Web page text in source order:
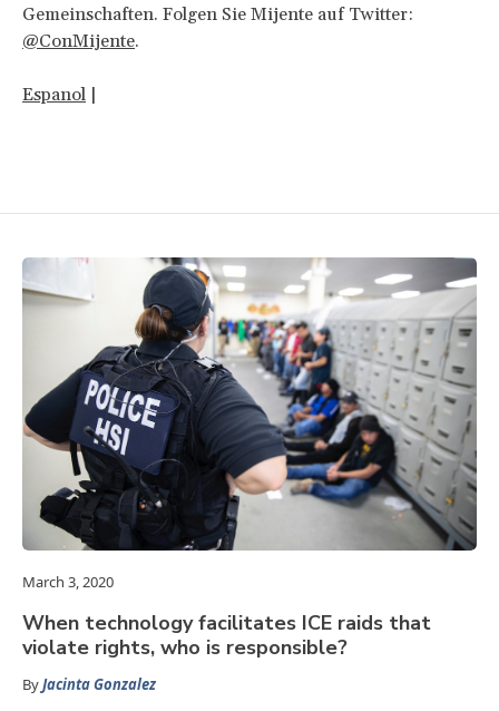
Gemeinschaften. Folgen Sie Mijente auf Twitter:
@ConMijente.
Espanol |
March 3, 2020
When technology facilitates ICE raids that
violate rights, who is responsible?
ByJacinta Gonzalez